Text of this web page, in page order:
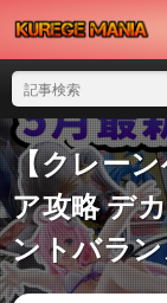
【クレー
ア攻略 デ
ントバラ